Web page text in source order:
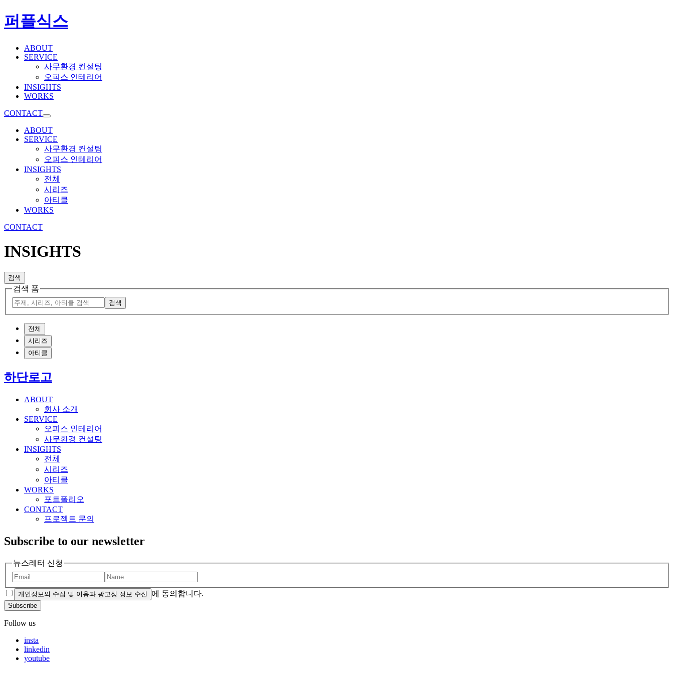
퍼플식스
ABOUT
SERVICE
사무환경 컨설팅
오피스 인테리어
INSIGHTS
WORKS
CONTACT
ABOUT
SERVICE
사무환경 컨설팅
오피스 인테리어
INSIGHTS
전체
시리즈
아티클
WORKS
CONTACT
INSIGHTS
검색
검색 폼
검색
전체
시리즈
아티클
하단로고
ABOUT
회사 소개
SERVICE
오피스 인테리어
사무환경 컨설팅
INSIGHTS
전체
시리즈
아티클
WORKS
포트폴리오
CONTACT
프로젝트 문의
Subscribe to our newsletter
뉴스레터 신청
개인정보의 수집 및 이용과 광고성 정보 수신 에 동의합니다.
Subscribe
Follow us
insta
linkedin
youtube